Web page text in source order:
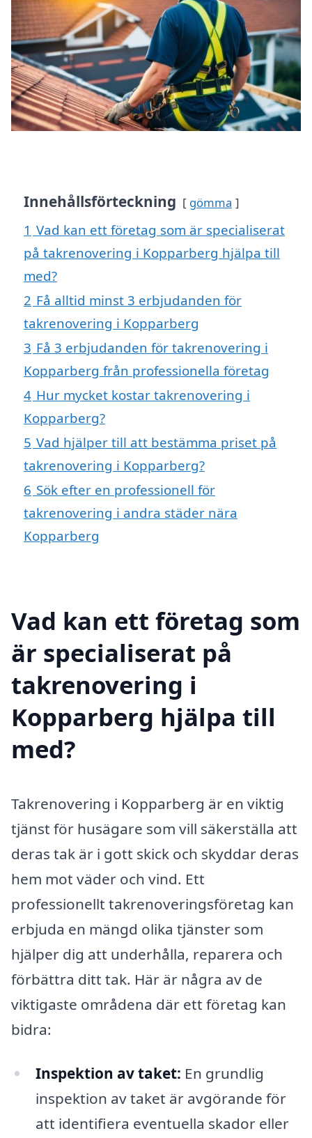
Innehållsförteckning gömma
1 Vad kan ett företag som är specialiserat
på takrenovering i Kopparberg hjälpa till
med?
2 Få alltid minst 3 erbjudanden för
takrenovering i Kopparberg
3 Få 3 erbjudanden för takrenovering i
Kopparberg från professionella företag
4 Hur mycket kostar takrenovering i
Kopparberg?
5 Vad hjälper till att bestämma priset på
takrenovering i Kopparberg?
6 Sök efter en professionell för
takrenovering i andra städer nära
Kopparberg
Vad kan ett företag som
är specialiserat på
takrenovering i
Kopparberg hjälpa till
med?
Takrenovering i Kopparberg är en viktig
tjänst för husägare som vill säkerställa att
deras tak är i gott skick och skyddar deras
hem mot väder och vind. Ett
professionellt takrenoveringsföretag kan
erbjuda en mängd olika tjänster som
hjälper dig att underhålla, reparera och
förbättra ditt tak. Här är några av de
viktigaste områdena där ett företag kan
bidra:
Inspektion av taket: En grundlig
inspektion av taket är avgörande för
att identifiera eventuella skador eller